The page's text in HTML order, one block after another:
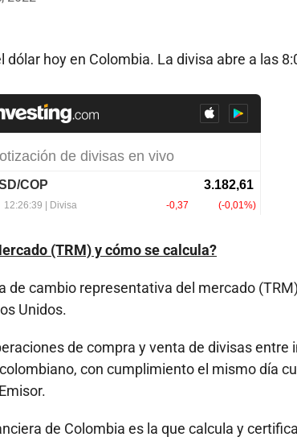
hoy en Colombia. La divisa abre a las
(TRM) y cómo se calcula?
de cambio representativa del mercado
Unidos.
de compra y venta de divisas
con cumplimiento el mismo día
de Colombia es la que calcula y